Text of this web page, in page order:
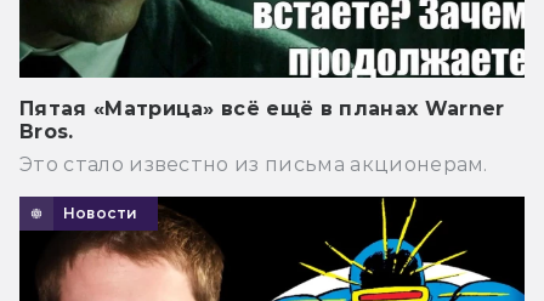
Пятая «Матрица» всё ещё в планах Warner
Bros.
Это стало известно из письма акционерам.
Новости